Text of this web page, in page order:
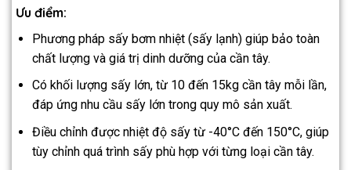
Ưu điểm:
Phương pháp sấy bơm nhiệt (sấy lạnh) giúp bảo toàn
chất lượng và giá trị dinh dưỡng của cần tây.
Có khối lượng sấy lớn, từ 10 đến 15kg cần tây mỗi lần,
đáp ứng nhu cầu sấy lớn trong quy mô sản xuất.
Điều chỉnh được nhiệt độ sấy từ -40°C đến 150°C, giúp
tùy chỉnh quá trình sấy phù hợp với từng loại cần tây.